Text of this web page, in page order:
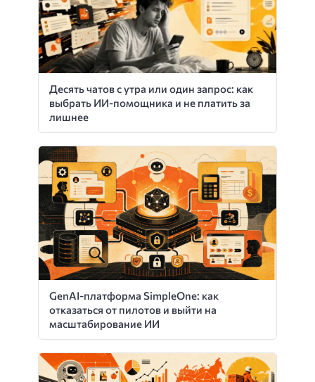
Десять чатов с утра или один запрос: как
выбрать ИИ-помощника и не платить за
лишнее
GenAI-платформа SimpleOne: как
отказаться от пилотов и выйти на
масштабирование ИИ